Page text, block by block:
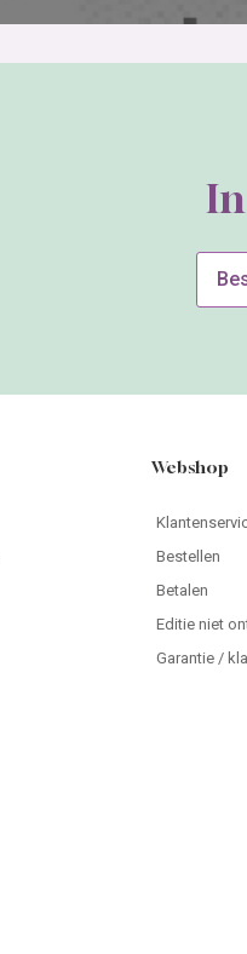
Webshop
Bestellen
Betalen
Editie niet
Garantie /